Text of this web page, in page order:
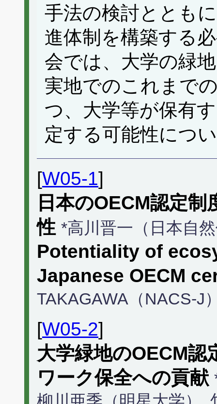
手法の検討ととも
進体制を構築する
会では、大学の緑
実地でのこれまで
つ、大学等が保有
定する可能性につ
[W05-1]
日本のOECM認定
性 *高川晋一（日本自
Potentiality of
Japanese OECM
TAKAGAWA（NACS-J
[W05-2]
大学緑地のOECM認
ワーク保全への貢献